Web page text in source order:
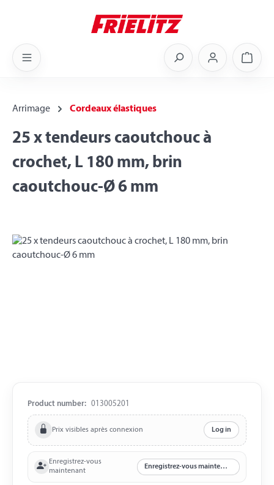
Arrimage Cordeaux élastiques
25 x tendeurs caoutchouc à
crochet, L 180 mm, brin
caoutchouc-Ø 6 mm
Skip image gallery
Product number: 013005201
Prix visibles après connexion Log in
Enregistrez-vous
maintenant
Enregistrez-vous maintenant